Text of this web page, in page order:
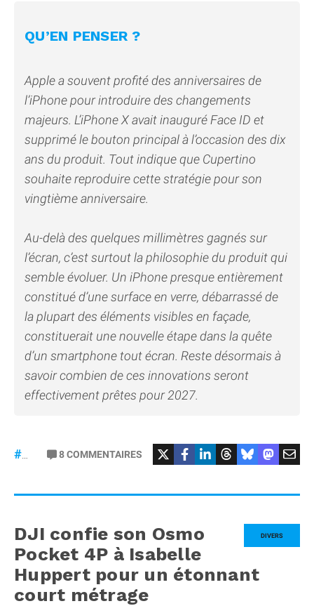
QU’EN PENSER ?
Apple a souvent profité des anniversaires de
l’iPhone pour introduire des changements
majeurs. L’iPhone X avait inauguré Face ID et
supprimé le bouton principal à l’occasion des dix
ans du produit. Tout indique que Cupertino
souhaite reproduire cette stratégie pour son
vingtième anniversaire.
Au-delà des quelques millimètres gagnés sur
l’écran, c’est surtout la philosophie du produit qui
semble évoluer. Un iPhone presque entièrement
constitué d’une surface en verre, débarrassé de
la plupart des éléments visibles en façade,
constituerait une nouvelle étape dans la quête
d’un smartphone tout écran. Reste désormais à
savoir combien de ces innovations seront
effectivement prêtes pour 2027.
8COMMENTAIRES
DIVERS
DJI confie son Osmo
Pocket 4P à Isabelle
Huppert pour un étonnant
court métrage